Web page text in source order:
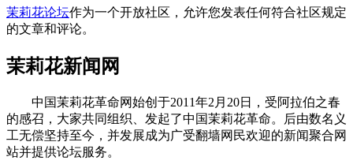
茉莉花论坛作为一个开放社区，允许您发表任何符合社区规定
的文章和评论。
茉莉花新闻网
中国茉莉花革命网始创于2011年2月20日，受阿拉伯之春
的感召，大家共同组织、发起了中国茉莉花革命。后由数名义
工无偿坚持至今，并发展成为广受翻墙网民欢迎的新闻聚合网
站并提供论坛服务。